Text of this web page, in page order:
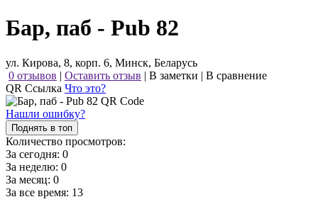
Бар, паб - Pub 82
ул. Кирова, 8, корп. 6, Минск, Беларусь
0 отзывов | Оставить отзыв | В заметки | В сравнение
QR Ссылка Что это?
Нашли ошибку?
Поднять в топ
Количество просмотров:
За сегодня: 0
За неделю: 0
За месяц: 0
За все время: 13